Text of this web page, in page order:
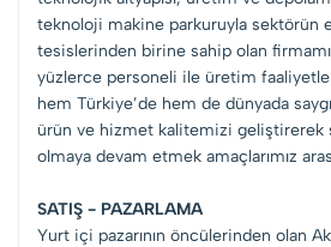
teknoloji makine parkuruyla sektörün
tesislerinden birine sahip olan
yüzlerce personeli ile üretim
hem Türkiye’de hem de dünyada
ürün ve hizmet kalitemizi geliştirerek
olmaya devam etmek amaçlarımız
SATIŞ - PAZARLAMA
Yurt içi pazarının öncülerinden olan